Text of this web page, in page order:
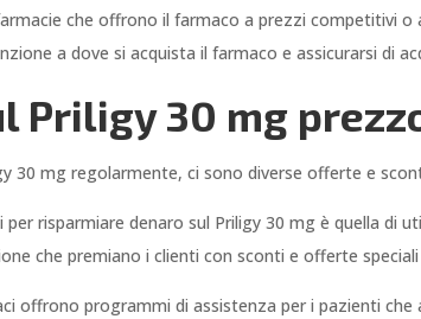
che offrono il farmaco a prezzi competitivi
a dove si acquista il farmaco e assicurarsi di
Priligy 30 mg
30 mg regolarmente, ci sono diverse offerte e
per risparmiare denaro sul Priligy 30 mg è quella
che premiano i clienti con sconti e offerte
offrono programmi di assistenza per i pazienti